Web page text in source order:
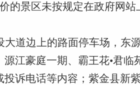
的景区未按规定在政府网
道边上的路面停车场，东
源江豪庭一期、霸王花•君临
诉电话等内容；紫金县新